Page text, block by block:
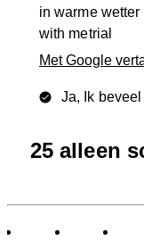
in warme
with metrial
Met Google
Ja, Ik
25 alleen